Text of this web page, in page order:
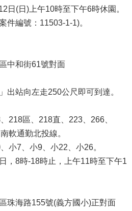
日(日)上午10時至下午6時休園。
件編號：11503-1-1)。
中和街61號對面
出站向左走250公尺即可到達。
218區、218直、223、266、
軟通勤北投線。
小7、小9、小22、小26。
，8時-18時止，上午11時至下午1
珠海路155號(義方國小)正對面